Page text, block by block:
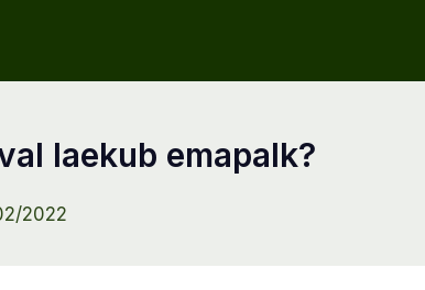
laekub emapalk?
2022